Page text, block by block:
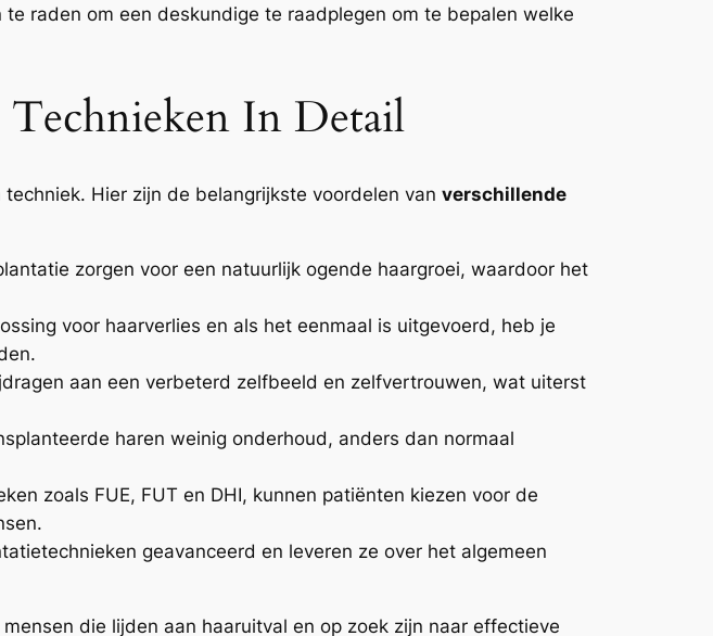
raden om een deskundige te raadplegen om te bepalen welke
Technieken In Detail
Hier zijn de belangrijkste voordelen van verschillende
zorgen voor een natuurlijk ogende haargroei, waardoor het
voor haarverlies en als het eenmaal is uitgevoerd, heb je
aan een verbeterd zelfbeeld en zelfvertrouwen, wat uiterst
haren weinig onderhoud, anders dan normaal
zoals FUE, FUT en DHI, kunnen patiënten kiezen voor de
geavanceerd en leveren ze over het algemeen
die lijden aan haaruitval en op zoek zijn naar effectieve